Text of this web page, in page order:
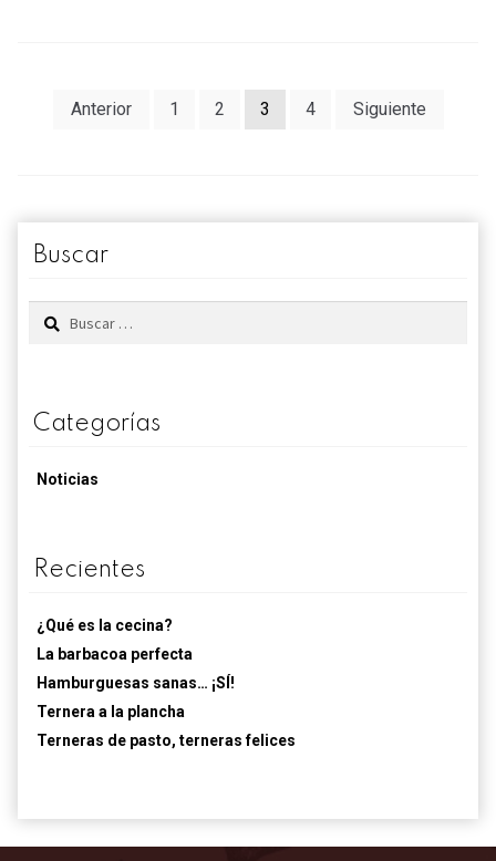
Paginación
Anterior 1 2 3 4 Siguiente
Buscar
Buscar:
Categorías
Noticias
Recientes
¿Qué es la cecina?
La barbacoa perfecta
Hamburguesas sanas… ¡SÍ!
Ternera a la plancha
Terneras de pasto, terneras felices